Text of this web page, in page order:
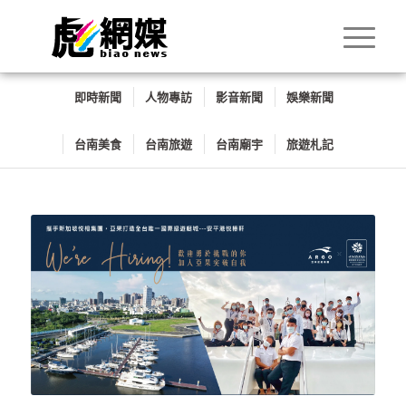
即時新聞 人物專訪 影音新聞 娛樂新聞
台南美食 台南旅遊 台南廟宇 旅遊札記